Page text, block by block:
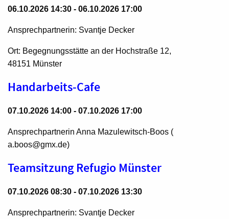
06.10.2026 14:30 - 06.10.2026 17:00
Ansprechpartnerin: Svantje Decker
Ort: Begegnungsstätte an der Hochstraße 12,
48151 Münster
Handarbeits-Cafe
07.10.2026 14:00 - 07.10.2026 17:00
Ansprechpartnerin Anna Mazulewitsch-Boos (
a.boos@gmx.de)
Teamsitzung Refugio Münster
07.10.2026 08:30 - 07.10.2026 13:30
Ansprechpartnerin: Svantje Decker